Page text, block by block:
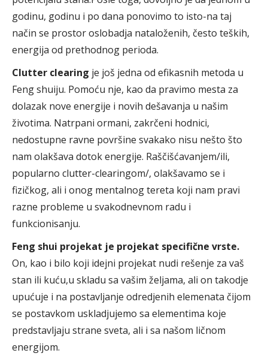
godinu, godinu i po dana ponovimo to isto-na taj
način se prostor oslobadja nataloženih, često teških,
energija od prethodnog perioda.
Clutter clearing je još jedna od efikasnih metoda u
Feng shuiju. Pomoću nje, kao da pravimo mesta za
dolazak nove energije i novih dešavanja u našim
životima. Natrpani ormani, zakrčeni hodnici,
nedostupne ravne površine svakako nisu nešto što
nam olakšava dotok energije. Raščišćavanjem/ili,
popularno clutter-clearingom/, olakšavamo se i
fizičkog, ali i onog mentalnog tereta koji nam pravi
razne probleme u svakodnevnom radu i
funkcionisanju.
Feng shui projekat je projekat specifične vrste.
On, kao i bilo koji idejni projekat nudi rešenje za vaš
stan ili kuću,u skladu sa vašim željama, ali on takodje
upućuje i na postavljanje odredjenih elemenata čijom
se postavkom uskladjujemo sa elementima koje
predstavljaju strane sveta, ali i sa našom ličnom
energijom.